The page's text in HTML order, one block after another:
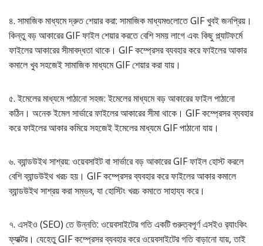
৪. সামাজিক মাধ্যমে দ্রুত শেয়ার করা: সামাজিক মাধ্যমগুলোতে GIF খুবই জনপ্রিয়।
কিন্তু বড় আকারের GIF ফাইল শেয়ার করতে বেশি সময় লাগে এবং কিছু প্ল্যাটফর্মে
ফাইলের আকারের সীমাবদ্ধতা থাকে। GIF কম্প্রেসর ব্যবহার করে ফাইলের আকার
কমালে খুব সহজেই সামাজিক মাধ্যমে GIF শেয়ার করা যায়।
৫. ইমেলের মাধ্যমে পাঠানো সহজ: ইমেলের মাধ্যমে বড় আকারের ফাইল পাঠানো
কঠিন। অনেক ইমেল সার্ভারে ফাইলের আকারের সীমা থাকে। GIF কম্প্রেসর ব্যবহার
করে ফাইলের আকার কমিয়ে সহজেই ইমেলের মাধ্যমে GIF পাঠানো যায়।
৬. ব্যান্ডউইথ সাশ্রয়: ওয়েবসাইট বা সার্ভারে বড় আকারের GIF ফাইল হোস্ট করলে
বেশি ব্যান্ডউইথ খরচ হয়। GIF কম্প্রেসর ব্যবহার করে ফাইলের আকার কমালে
ব্যান্ডউইথ সাশ্রয় করা সম্ভব, যা হোস্টিং খরচ কমাতে সাহায্য করে।
৭. এসইও (SEO) তে উন্নতি: ওয়েবসাইটের গতি একটি গুরুত্বপূর্ণ এসইও র‍্যাংকিং
ফ্যাক্টর। যেহেতু GIF কম্প্রেসর ব্যবহার করে ওয়েবসাইটের গতি বাড়ানো যায়, তাই